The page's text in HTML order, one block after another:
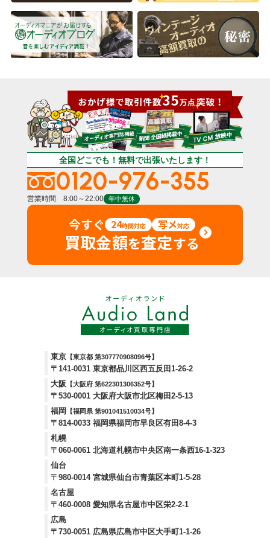
全国どこでも！無料で出張いたします！
0120-976-355
営業時間 8:00～22:00 年中無休
今すぐ 24時間対応 写メ対応
買取金額を査定する
東京 【東京都 第307770908096号】
〒141-0031 東京都品川区西五反田1-26-2
大阪
【大阪府 第622301306352号】
〒530-0001 大阪府大阪市北区梅田2-5-13
福岡
【福岡県 第901041510034号】
〒814-0033 福岡県福岡市早良区有田8-4-3
札幌
〒060-0061 北海道札幌市中央区南一条西16-1-323
仙台
〒980-0014 宮城県仙台市青葉区本町1-5-28
名古屋
〒460-0008 愛知県名古屋市中区栄2-2-1
広島
〒730-0051 広島県広島市中区大手町1-1-26